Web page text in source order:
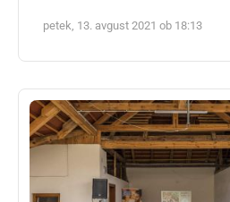
petek, 13. avgust 2021 ob 18:13